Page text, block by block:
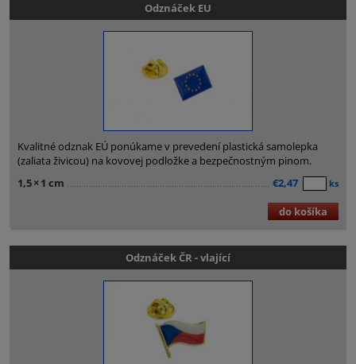
Odznáček EU
Kvalitné odznak EÚ ponúkame v prevedení plastická samolepka
(zaliata živicou) na kovovej podložke a bezpečnostným pinom.
1,5× 1 cm €2,47 ks
do košíka
Odznáček ČR - vlající